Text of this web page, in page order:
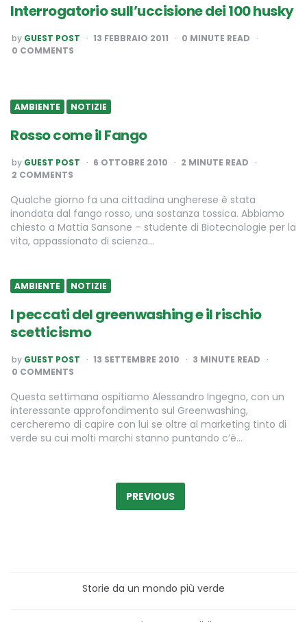
Interrogatorio sull’uccisione dei 100 husky
POSTED
BY
by GUEST POST 13 FEBBRAIO 2011 0 MINUTE READ
0 COMMENTS
AMBIENTE NOTIZIE
Rosso come il Fango
POSTED
BY
by GUEST POST 6 OTTOBRE 2010 2 MINUTE READ
2 COMMENTS
Qualche giorno fa una cittadina ungherese è stata
inondata dal fango rosso, una sostanza tossica. Abbiamo
chiesto a Mattia Sansone – studente di Biotecnologie per la
vita, appassionato di scienza…
AMBIENTE NOTIZIE
I peccati del greenwashing e il rischio
scetticismo
POSTED
BY
by GUEST POST 13 SETTEMBRE 2010 3 MINUTE READ
0 COMMENTS
Questa settimana ospitiamo Alessandro Ingegno, con un
interessante approfondimento sul Greenwashing,
cercheremo di capire con lui se oltre al marketing tinto di
verde su cui molti marchi stanno puntando c’è…
PREVIOUS
Storie da un mondo più verde